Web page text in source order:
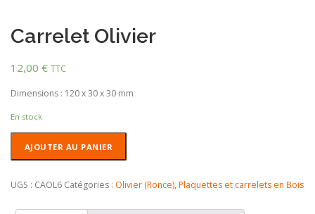
Carrelet Olivier
12,00 € TTC
Dimensions : 120 x 30 x 30 mm
En stock
Olivier
AJOUTER AU PANIER
UGS : CAOL6 Catégories : Olivier (Ronce), Plaquettes et carrelets en Bois